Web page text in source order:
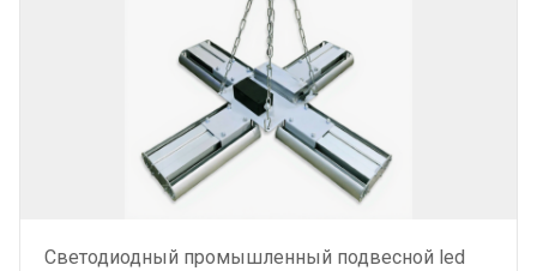
Светодиодный промышленный подвесной led